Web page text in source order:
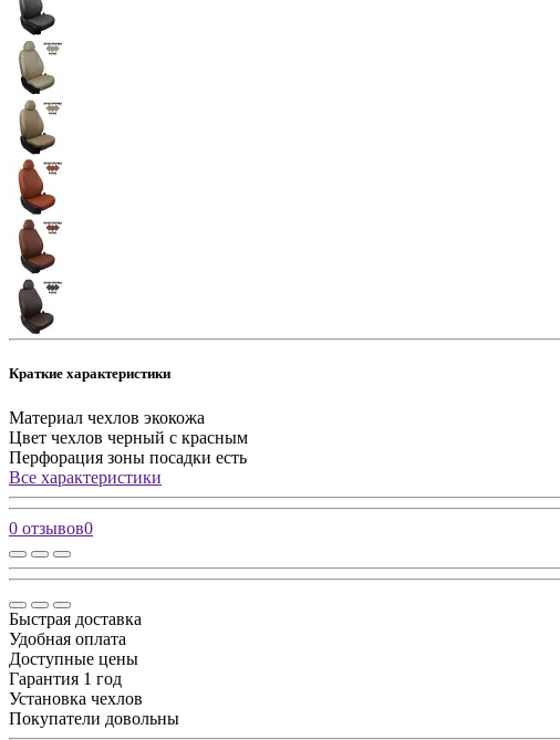
Краткие характеристики
Материал чехлов экокожа
Цвет чехлов черный с красным
Перфорация зоны посадки есть
Все характеристики
0 отзывов0
Быстрая доставка
Удобная оплата
Доступные цены
Гарантия 1 год
Установка чехлов
Покупатели довольны